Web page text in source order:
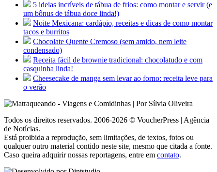
5 ideias incríveis de tábua de frios: como montar e servir (e
um bônus de tábua doce linda!)
Noite Mexicana: cardápio, receitas e dicas de como montar
tacos e burritos
Chocolate Quente Cremoso (sem amido, nem leite
condensado)
Receita fácil de brownie tradicional: chocolatudo e com
casquinha linda!
Cheesecake de manga sem levar ao forno: receita leve para
o verão
Todos os direitos reservados. 2006-2026 © VoucherPress | Agência
de Notícias.
Está proibida a reprodução, sem limitações, de textos, fotos ou
qualquer outro material contido neste site, mesmo que citada a fonte.
Caso queira adquirir nossas reportagens, entre em contato.